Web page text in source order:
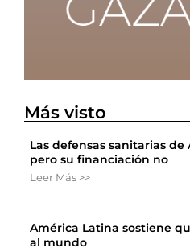
Más visto
Las defensas sanitarias
pero su financiación no
Leer Más >>
América Latina sostiene
al mundo